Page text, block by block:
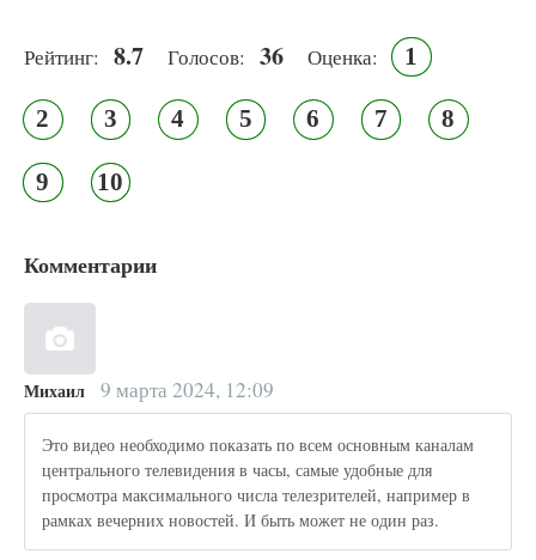
Рейтинг: 8.7 Голосов: 36 Оценка: 1
2 3 4 5 6 7 8
9 10
Комментарии
Михаил 9 марта 2024, 12:09
Это видео необходимо показать по всем основным каналам
центрального телевидения в часы, самые удобные для
просмотра максимального числа телезрителей, например в
рамках вечерних новостей. И быть может не один раз.